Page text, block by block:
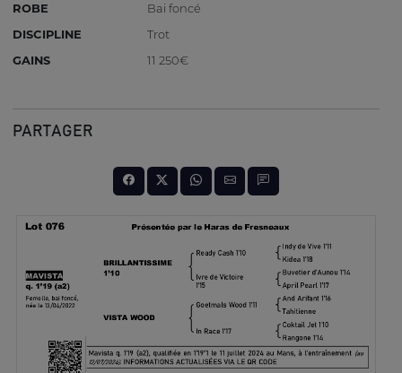
ROBE
Bai foncé
DISCIPLINE
Trot
GAINS
11 250€
PARTAGER